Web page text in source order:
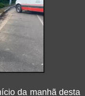
da manhã desta